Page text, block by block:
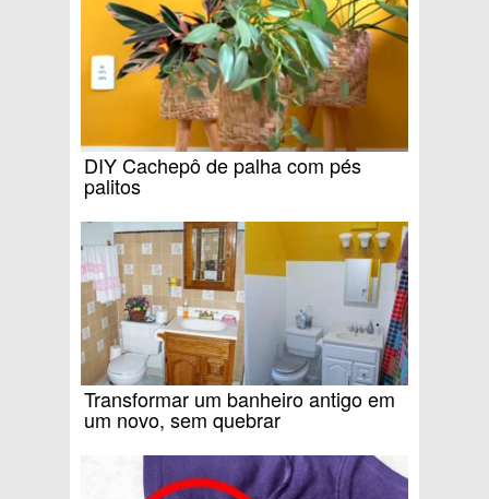
DIY Cachepô de palha com pés
palitos
Transformar um banheiro antigo em
um novo, sem quebrar